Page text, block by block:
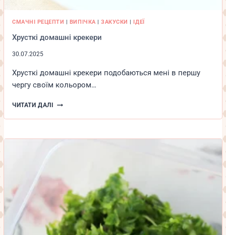
СМАЧНІ РЕЦЕПТИ | ВИПІЧКА |ЗАКУСКИ |ІДЕЇ
Хрусткі домашні крекери
30.07.2025
Хрусткі домашні крекери подобаються мені в першу
чергу своїм кольором…
ЧИТАТИ ДАЛІ
ХРУСТКІ